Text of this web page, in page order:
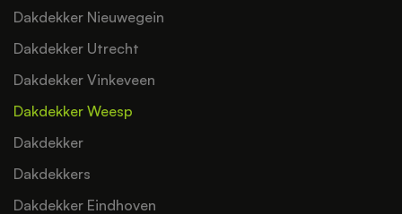
Dakdekker Nieuwegein
Dakdekker Utrecht
Dakdekker Vinkeveen
Dakdekker Weesp
Dakdekker
Dakdekkers
Dakdekker Eindhoven